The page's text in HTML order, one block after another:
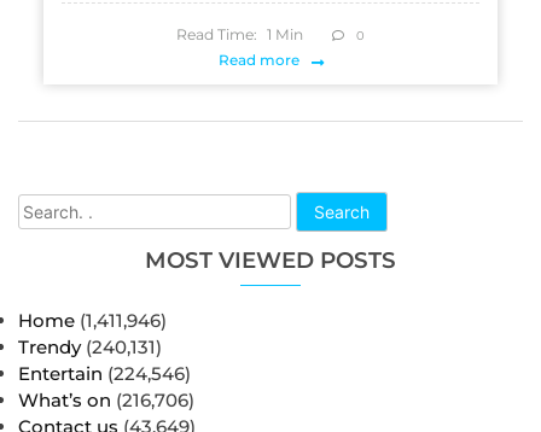
Search
MOST VIEWED POSTS
Home (1,411,946)
Trendy (240,131)
Entertain (224,546)
What’s on (216,706)
Contact us (43,649)
Read Time: 1 Min 0
Read more